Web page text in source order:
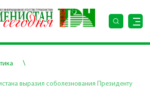
\
выразил соболезнования Президенту